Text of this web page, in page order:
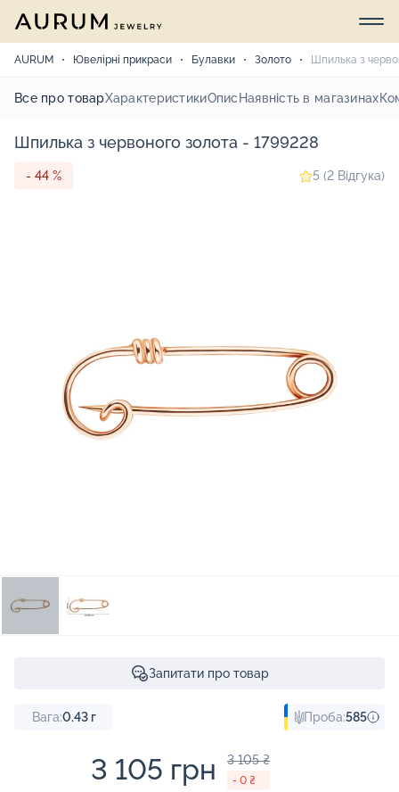
AURUM Ювелірні прикраси Булавки Золото Шпилька з
Все про товарХарактеристикиОпис Наявність в магазинах
Шпилька з червоного золота - 1799228
- 44 % 5 (2 Відгука)
Запитати про товар
Вага:0.43г Проба:585
3 105 грн 3 105 ₴
- 0 ₴